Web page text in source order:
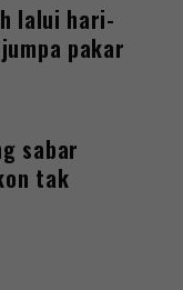
lalui hari-
pakar
sabar
tak